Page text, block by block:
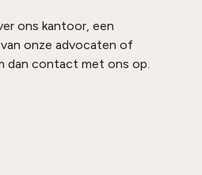
ons kantoor, een
onze advocaten of
dan contact met ons op.